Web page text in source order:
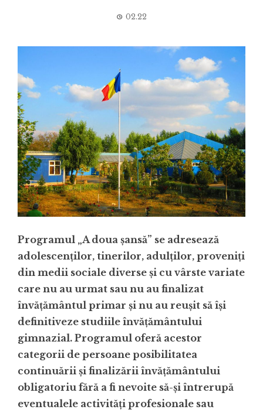
02.22
Programul „A doua şansă” se adresează
adolescenţilor, tinerilor, adulţilor, proveniţi
din medii sociale diverse şi cu vârste variate
care nu au urmat sau nu au finalizat
învăţământul primar și nu au reușit să își
definitiveze studiile învățământului
gimnazial. Programul oferă acestor
categorii de persoane posibilitatea
continuării şi finalizării învățământului
obligatoriu fără a fi nevoite să-şi întrerupă
eventualele activităţi profesionale sau